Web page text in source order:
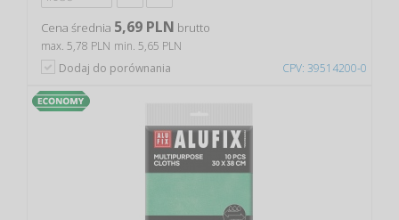
CPV: 39514200-0
Cena średnia 5,69 PLN brutto
max. 5,78 PLN min. 5,65 PLN
Dodaj do porównania